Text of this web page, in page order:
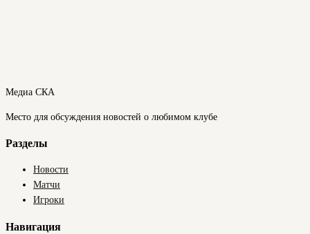
Медиа СКА
Место для обсуждения новостей о любимом клубе
Разделы
Новости
Матчи
Игроки
Навигация